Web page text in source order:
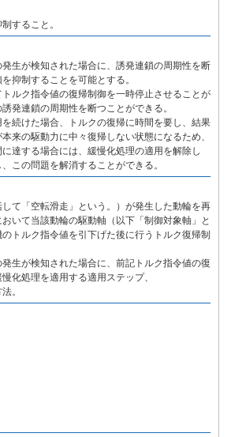
すること。
生が検知された場合に、誘発連鎖の周期性を断
抑制することを可能とする。
ルク指令値の復帰制御を一時停止させることが
発連鎖の周期性を断つことができる。
続けた場合、トルクの復帰に時間を要し、結果
来の駆動力に中々復帰しない状態になるため、
達する場合には、緩慢化処理の適用を解除し
この問題を解消することができる。
て「空転滑走」という。）が発生した動輪を再
いて当該動輪の駆動軸（以下「制御対象軸」と
トルク指令値を引下げた後に行うトルク復帰制
生が検知された場合に、前記トルク指令値の復
化処理を適用する適用ステップ、
。